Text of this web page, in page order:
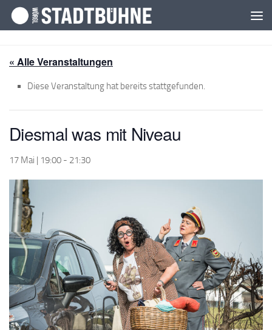
Zum Inhalt springen
« Alle Veranstaltungen
Diese Veranstaltung hat bereits stattgefunden.
Diesmal was mit Niveau
17 Mai | 19:00 - 21:30